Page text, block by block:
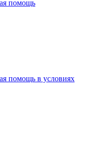
помощь
помощь в условиях